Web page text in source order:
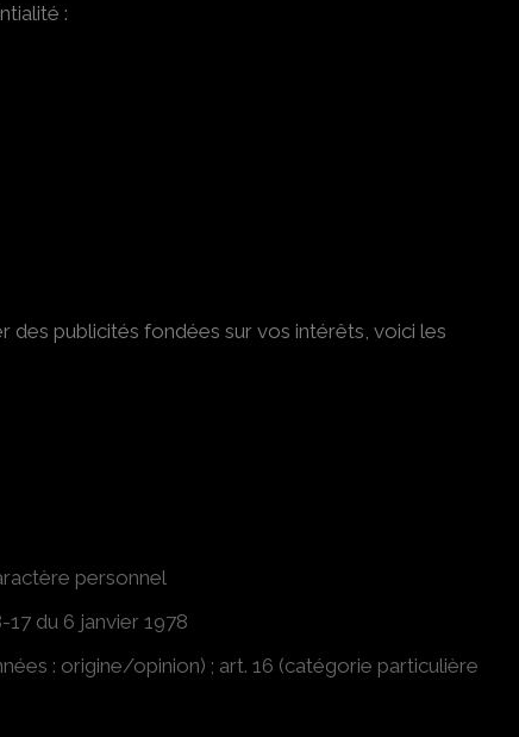
:
des publicités fondées sur vos intérêts, voici les
personnel
du 6 janvier 1978
: origine/opinion) ; art. 16 (catégorie particulière